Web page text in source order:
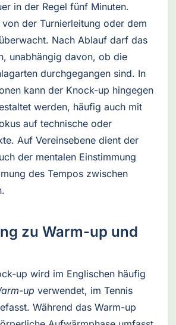
in der Regel fünf Minuten.
der Turnierleitung oder dem
Nach Ablauf darf das
unabhängig davon, ob die
durchgegangen sind. In
kann der Knock-up hingegen
werden, häufig auch mit
auf technische oder
Auf Vereinsebene dient der
der mentalen Einstimmung
des Tempos zwischen
zu Warm-up und
up wird im Englischen häufig
up verwendet, im Tennis
Während das Warm-up